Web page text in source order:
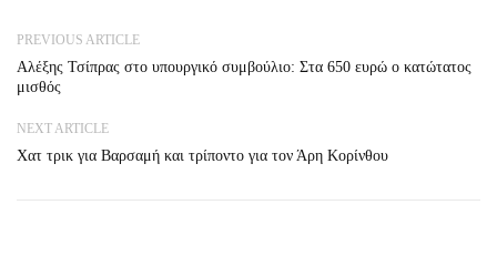
PREVIOUS ARTICLE
Αλέξης Τσίπρας στο υπουργικό συμβούλιο: Στα 650 ευρώ ο κατώτατος
μισθός
NEXT ARTICLE
Xατ τρικ για Βαρσαμή και τρίποντο για τον Άρη Κορίνθου